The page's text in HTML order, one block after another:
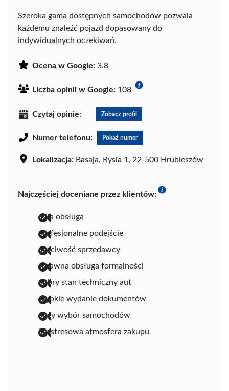
Szeroka gama dostępnych samochodów pozwala
każdemu znaleźć pojazd dopasowany do
indywidualnych oczekiwań.
Ocena w Google: 3.8
Liczba opinii w Google: 108
Czytaj opinie: Zobacz profil
Numer telefonu: Pokaż numer
Lokalizacja: Basaja, Rysia 1, 22-500 Hrubieszów
Najczęściej doceniane przez klientów:
miła obsługa
profesjonalne podejście
uczciwość sprzedawcy
sprawna obsługa formalności
dobry stan techniczny aut
szybkie wydanie dokumentów
duży wybór samochodów
bezstresowa atmosfera zakupu